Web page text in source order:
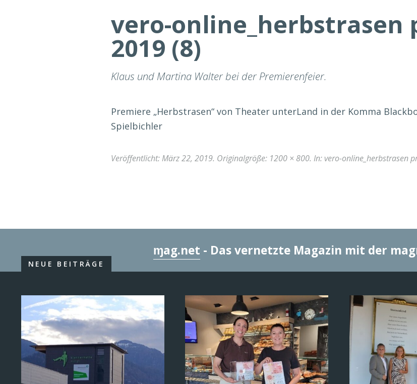
vero-online_herbstrasen
2019 (8)
Klaus und Martina Walter bei der Premierenfeier.
Premiere „Herbstrasen“ von Theater unterLand in der Komma
Spielbichler
Veröffentlicht:März 22, 2019. Originalgröße: 1200 × 800. In: vero-online_herbstrasen
ɱag.net - Das vernetzte Magazin mit der
NEUE BEITRÄGE